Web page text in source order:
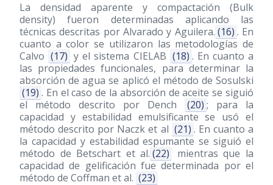
La densidad aparente y compactación (Bulk
density) fueron determinadas aplicando las
técnicas descritas por Alvarado y Aguilera. (16) . En
cuanto a color se utilizaron las metodologías de
Calvo (17) y el sistema CIELAB (18) . En cuanto a
las propiedades funcionales, para determinar la
absorción de agua se aplicó el método de Sosulski
(19) . En el caso de la absorción de aceite se siguió
el método descrito por Dench
(20) ; para la
capacidad y estabilidad emulsificante se usó el
método descrito por Naczk et al (21) . En cuanto a
la capacidad y estabilidad espumante se siguió el
método de Betschart et al. (22)
mientras que la
capacidad de gelificación fue determinada por el
método de Coffman et al. (23)